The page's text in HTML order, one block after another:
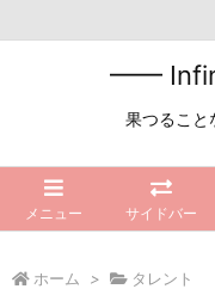
━━
果つること
メニュー サイドバー
ホーム > タレント